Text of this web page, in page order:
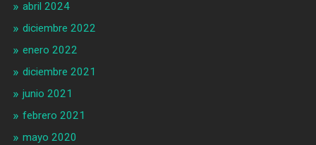
abril 2024
diciembre 2022
enero 2022
diciembre 2021
junio 2021
febrero 2021
mayo 2020